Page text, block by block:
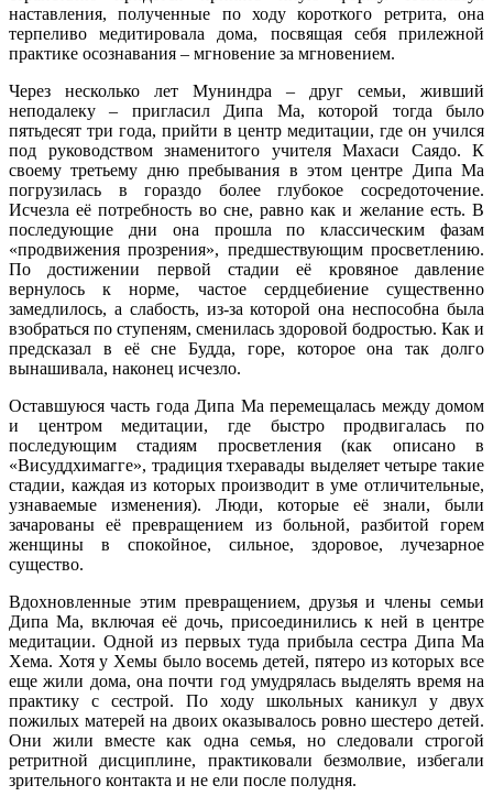
наставления, полученные по ходу короткого ретрита, она
терпеливо медитировала дома, посвящая себя прилежной
практике осознавания – мгновение за мгновением.
Через несколько лет Муниндра – друг семьи, живший
неподалеку – пригласил Дипа Ма, которой тогда было
пятьдесят три года, прийти в центр медитации, где он учился
под руководством знаменитого учителя Махаси Саядо. К
своему третьему дню пребывания в этом центре Дипа Ма
погрузилась в гораздо более глубокое сосредоточение.
Исчезла её потребность во сне, равно как и желание есть. В
последующие дни она прошла по классическим фазам
«продвижения прозрения», предшествующим просветлению.
По достижении первой стадии её кровяное давление
вернулось к норме, частое сердцебиение существенно
замедлилось, а слабость, из-за которой она неспособна была
взобраться по ступеням, сменилась здоровой бодростью. Как и
предсказал в её сне Будда, горе, которое она так долго
вынашивала, наконец исчезло.
Оставшуюся часть года Дипа Ма перемещалась между домом
и центром медитации, где быстро продвигалась по
последующим стадиям просветления (как описано в
«Висуддхимагге», традиция тхеравады выделяет четыре такие
стадии, каждая из которых производит в уме отличительные,
узнаваемые изменения). Люди, которые её знали, были
зачарованы её превращением из больной, разбитой горем
женщины в спокойное, сильное, здоровое, лучезарное
существо.
Вдохновленные этим превращением, друзья и члены семьи
Дипа Ма, включая её дочь, присоединились к ней в центре
медитации. Одной из первых туда прибыла сестра Дипа Ма
Хема. Хотя у Хемы было восемь детей, пятеро из которых все
еще жили дома, она почти год умудрялась выделять время на
практику с сестрой. По ходу школьных каникул у двух
пожилых матерей на двоих оказывалось ровно шестеро детей.
Они жили вместе как одна семья, но следовали строгой
ретритной дисциплине, практиковали безмолвие, избегали
зрительного контакта и не ели после полудня.